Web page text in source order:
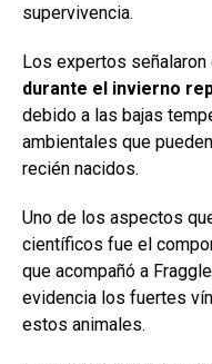
supervivencia.
Los expertos señalaron
durante el invierno
debido a las bajas
ambientales que
recién nacidos.
Uno de los aspectos
científicos fue el
que acompañó a
evidencia los fuertes
estos animales.